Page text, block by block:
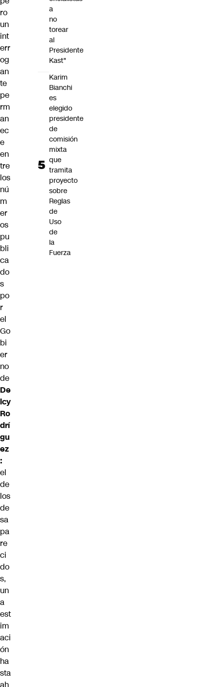
ro
un
int
err
og
an
te
pe
rm
an
ec
e
en
tre
los
nú
m
er
os
pu
bli
ca
do
s
po
r
el
Go
bi
er
no
de
De
lcy
Ro
drí
gu
ez
:
el
de
los
de
sa
pa
re
ci
do
s,
un
a
est
im
aci
ón
ha
sta
ah
a
no
torear
al
Presidente
Kast"
Karim
Bianchi
es
elegido
presidente
de
comisión
mixta
que
tramita
proyecto
sobre
Reglas
de
Uso
de
la
Fuerza